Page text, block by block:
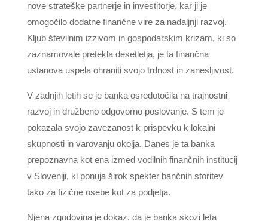
nove strateške partnerje in investitorje, kar ji je
omogočilo dodatne finančne vire za nadaljnji razvoj.
Kljub številnim izzivom in gospodarskim krizam, ki so
zaznamovale pretekla desetletja, je ta finančna
ustanova uspela ohraniti svojo trdnost in zanesljivost.
V zadnjih letih se je banka osredotočila na trajnostni
razvoj in družbeno odgovorno poslovanje. S tem je
pokazala svojo zavezanost k prispevku k lokalni
skupnosti in varovanju okolja. Danes je ta banka
prepoznavna kot ena izmed vodilnih finančnih institucij
v Sloveniji, ki ponuja širok spekter bančnih storitev
tako za fizične osebe kot za podjetja.
Njena zgodovina je dokaz, da je banka skozi leta